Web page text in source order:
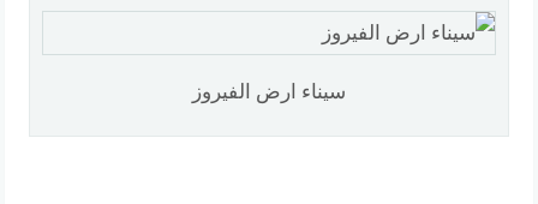
سيناء ارض الفيروز